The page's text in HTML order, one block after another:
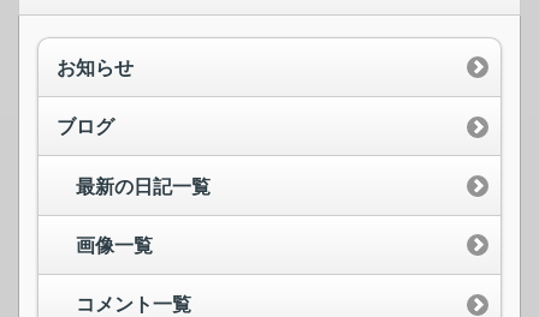
お知らせ
ブログ
最新の日記一覧
画像一覧
コメント一覧